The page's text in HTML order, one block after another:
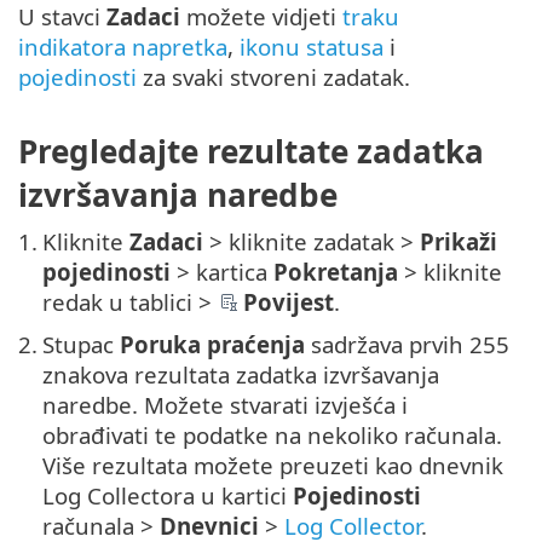
U stavci Zadaci možete vidjeti traku
indikatora napretka, ikonu statusa i
pojedinosti za svaki stvoreni zadatak.
Pregledajte rezultate zadatka
izvršavanja naredbe
1. Kliknite Zadaci > kliknite zadatak > Prikaži
pojedinosti > kartica Pokretanja > kliknite
redak u tablici >
Povijest.
2. Stupac Poruka praćenja sadržava prvih 255
znakova rezultata zadatka izvršavanja
naredbe. Možete stvarati izvješća i
obrađivati te podatke na nekoliko računala.
Više rezultata možete preuzeti kao dnevnik
Log Collectora u kartici Pojedinosti
računala > Dnevnici > Log Collector.